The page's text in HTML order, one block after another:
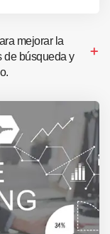
mejorar la
de búsqueda y